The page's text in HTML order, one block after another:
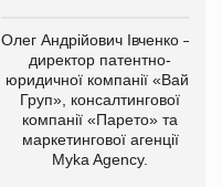
Олег Андрійович Івченко —
директор патентно-
юридичної компанії «Вайз
Груп», консалтингової
компанії «Парето» та
маркетингової агенції
Myka Agency.